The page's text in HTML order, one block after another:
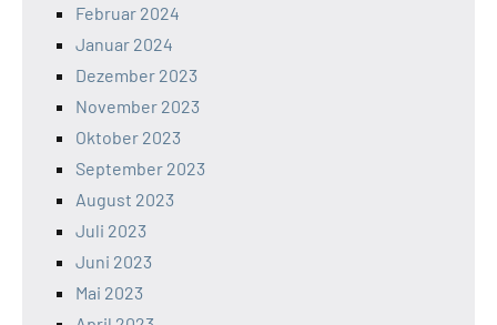
Februar 2024
Januar 2024
Dezember 2023
November 2023
Oktober 2023
September 2023
August 2023
Juli 2023
Juni 2023
Mai 2023